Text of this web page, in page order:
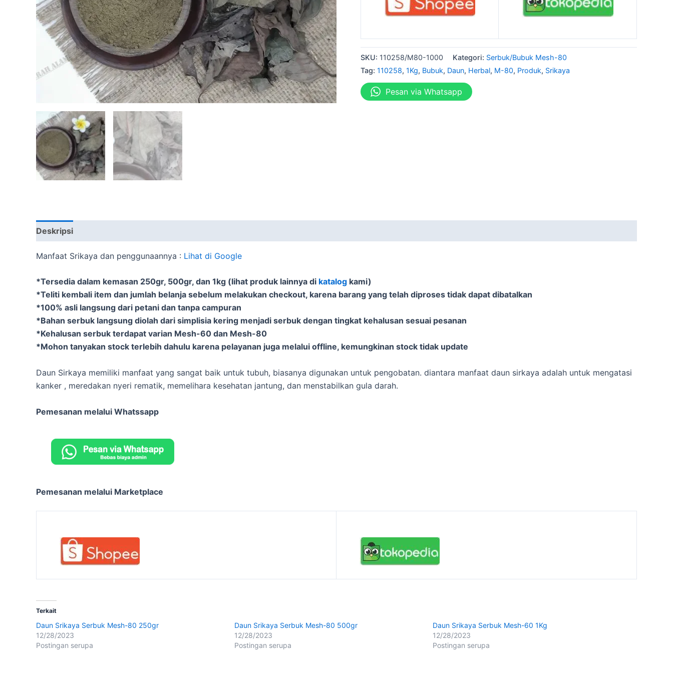
SKU: 110258/M80-1000 Kategori: Serbuk/Bubuk Mesh-80
Tag: 110258, 1Kg, Bubuk, Daun, Herbal, M-80, Produk, Srikaya
Pesan via Whatsapp
Deskripsi
Manfaat Srikaya dan penggunaannya : Lihat di Google
*Tersedia dalam kemasan 250gr, 500gr, dan 1kg (lihat produk lainnya di katalog kami)
*Teliti kembali item dan jumlah belanja sebelum melakukan checkout, karena barang yang telah diproses tidak dapat dibatalkan
*100% asli langsung dari petani dan tanpa campuran
*Bahan serbuk langsung diolah dari simplisia kering menjadi serbuk dengan tingkat kehalusan sesuai pesanan
*Kehalusan serbuk terdapat varian Mesh-60 dan Mesh-80
*Mohon tanyakan stock terlebih dahulu karena pelayanan juga melalui offline, kemungkinan stock tidak update
Daun Sirkaya memiliki manfaat yang sangat baik untuk tubuh, biasanya digunakan untuk pengobatan. diantara manfaat daun sirkaya adalah untuk mengatasi
kanker , meredakan nyeri rematik, memelihara kesehatan jantung, dan menstabilkan gula darah.
Pemesanan melalui Whatssapp
Pemesanan melalui Marketplace
Terkait
Daun Srikaya Serbuk Mesh-80 250gr
12/28/2023
Postingan serupa
Daun Srikaya Serbuk Mesh-80 500gr
12/28/2023
Postingan serupa
Daun Srikaya Serbuk Mesh-60 1Kg
12/28/2023
Postingan serupa